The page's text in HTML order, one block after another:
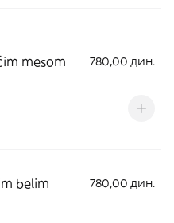
mesom
780,00 дин.
belim
780,00 дин.